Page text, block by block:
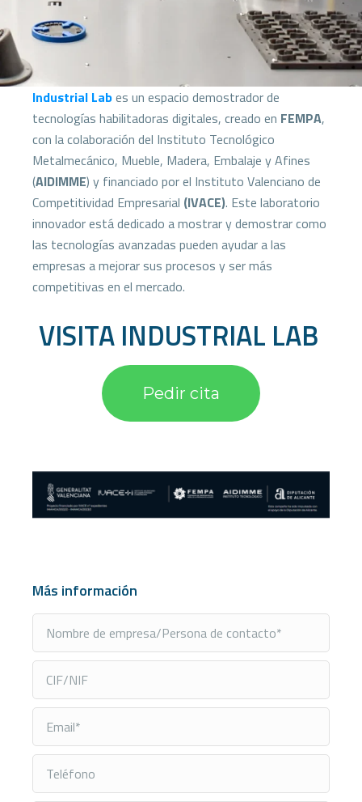
Industrial Labes un espacio demostrador de
tecnologías habilitadoras digitales, creado en FEMPA,
con la colaboración del Instituto Tecnológico
Metalmecánico, Mueble, Madera, Embalaje y Afines
(AIDIMME) y financiado por el Instituto Valenciano de
Competitividad Empresarial (IVACE). Este laboratorio
innovador está dedicado a mostrar y demostrar como
las tecnologías avanzadas pueden ayudar a las
empresas a mejorar sus procesos y ser más
competitivas en el mercado.
VISITA INDUSTRIAL LAB ​
Pedir cita
Más información